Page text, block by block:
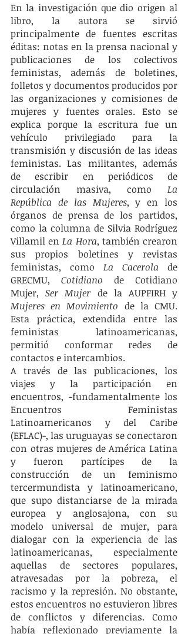
En la investigación que dio origen al
libro, la autora se sirvió
principalmente de fuentes escritas
éditas: notas en la prensa nacional y
publicaciones de los colectivos
feministas, además de boletines,
folletos y documentos producidos por
las organizaciones y comisiones de
mujeres y fuentes orales. Esto se
explica porque la escritura fue un
vehículo privilegiado para la
transmisión y discusión de las ideas
feministas. Las militantes, además
de escribir en periódicos de
circulación masiva, como La
República de las Mujeres, y en los
órganos de prensa de los partidos,
como la columna de Silvia Rodríguez
Villamil en La Hora, también crearon
sus propios boletines y revistas
feministas, como La Cacerola de
GRECMU, Cotidiano de Cotidiano
Mujer, Ser Mujer
Mujeres en Movimiento de la CMU.
Esta práctica, extendida entre las
feministas latinoamericanas,
permitió conformar redes de
contactos e intercambios.
A través de las publicaciones, los
viajes y la participación en
encuentros, -fundamentalmente los
Encuentros Feministas
Latinoamericanos y del Caribe
(EFLAC)-, las uruguayas se conectaron
con otras mujeres de América Latina
y fueron partícipes de la
construcción de un feminismo
tercermundista y latinoamericano,
que supo distanciarse de la mirada
europea y anglosajona, con su
modelo universal de mujer, para
dialogar con la experiencia de las
latinoamericanas, especialmente
aquellas de sectores populares,
atravesadas por la pobreza, el
racismo y la represión. No obstante,
estos encuentros no estuvieron libres
de conflictos y diferencias. Como
había reflexionado previamente la